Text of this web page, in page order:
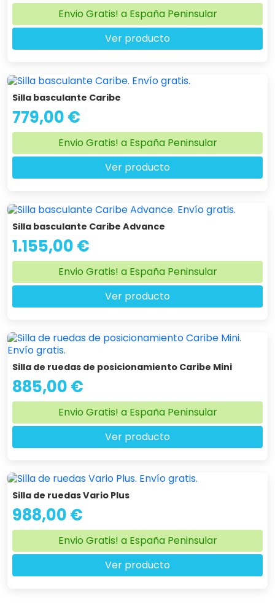
Envio Gratis! a España Peninsular
Ver producto
Silla basculante Caribe
779,00 €
Envio Gratis! a España Peninsular
Ver producto
Silla basculante Caribe Advance
1.155,00 €
Envio Gratis! a España Peninsular
Ver producto
Silla de ruedas de posicionamiento Caribe Mini
885,00 €
Envio Gratis! a España Peninsular
Ver producto
Silla de ruedas Vario Plus
988,00 €
Envio Gratis! a España Peninsular
Ver producto